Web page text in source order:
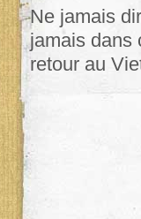
Ne jamais
jamais dans
retour au